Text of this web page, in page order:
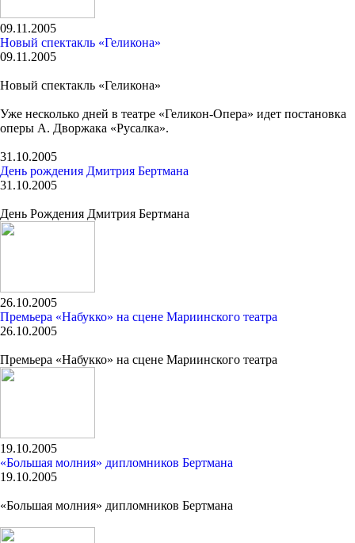
09.11.2005
Новый спектакль «Геликона»
09.11.2005
Новый спектакль «Геликона»
Уже несколько дней в театре «Геликон-Опера» идет постановка
оперы А. Дворжака «Русалка».
31.10.2005
День рождения Дмитрия Бертмана
31.10.2005
День Рождения Дмитрия Бертмана
26.10.2005
Премьера «Набукко» на сцене Мариинского театра
26.10.2005
Премьера «Набукко» на сцене Мариинского театра
19.10.2005
«Большая молния» дипломников Бертмана
19.10.2005
«Большая молния» дипломников Бертмана